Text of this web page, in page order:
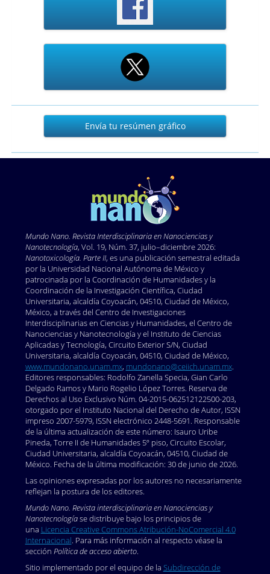
Envía
gráfico
Envía tu resúmen gráfico
Mundo Nano. Revista Interdisciplinaria en Nanociencias y
Nanotecnología, Vol. 19, Núm. 37, julio–diciembre 2026:
Nanotoxicología. Parte II, es una publicación semestral editada
por la Universidad Nacional Autónoma de México y
patrocinada por la Coordinación de Humanidades y la
Coordinación de la Investigación Científica, Ciudad
Universitaria, alcaldía Coyoacán, 04510, Ciudad de México,
México, a través del Centro de Investigaciones
Interdisciplinarias en Ciencias y Humanidades, el Centro de
Nanociencias y Nanotecnología y el Instituto de Ciencias
Aplicadas y Tecnología, Circuito Exterior S/N, Ciudad
Universitaria, alcaldía Coyoacán, 04510, Ciudad de México,
www.mundonano.unam.mx, mundonano@ceiich.unam.mx.
Editores responsables: Rodolfo Zanella Specia, Gian Carlo
Delgado Ramos y Mario Rogelio López Torres. Reserva de
Derechos al Uso Exclusivo Núm. 04-2015-062512122500-203,
otorgado por el Instituto Nacional del Derecho de Autor, ISSN
impreso 2007-5979, ISSN electrónico 2448-5691. Responsable
de la última actualización de este número: Isauro Uribe
Pineda, Torre II de Humanidades 5º piso, Circuito Escolar,
Ciudad Universitaria, alcaldía Coyoacán, 04510, Ciudad de
México. Fecha de la última modificación: 30 de junio de 2026.
Las opiniones expresadas por los autores no necesariamente
reflejan la postura de los editores.
Mundo Nano. Revista interdisciplinaria en Nanociencias y
Nanotecnologíase distribuye bajo los principios de
una Licencia Creative Commons Atribución-NoComercial 4.0
Internacional. Para más información al respecto véase la
sección Política de acceso abierto.
Sitio implementado por el equipo de la Subdirección de